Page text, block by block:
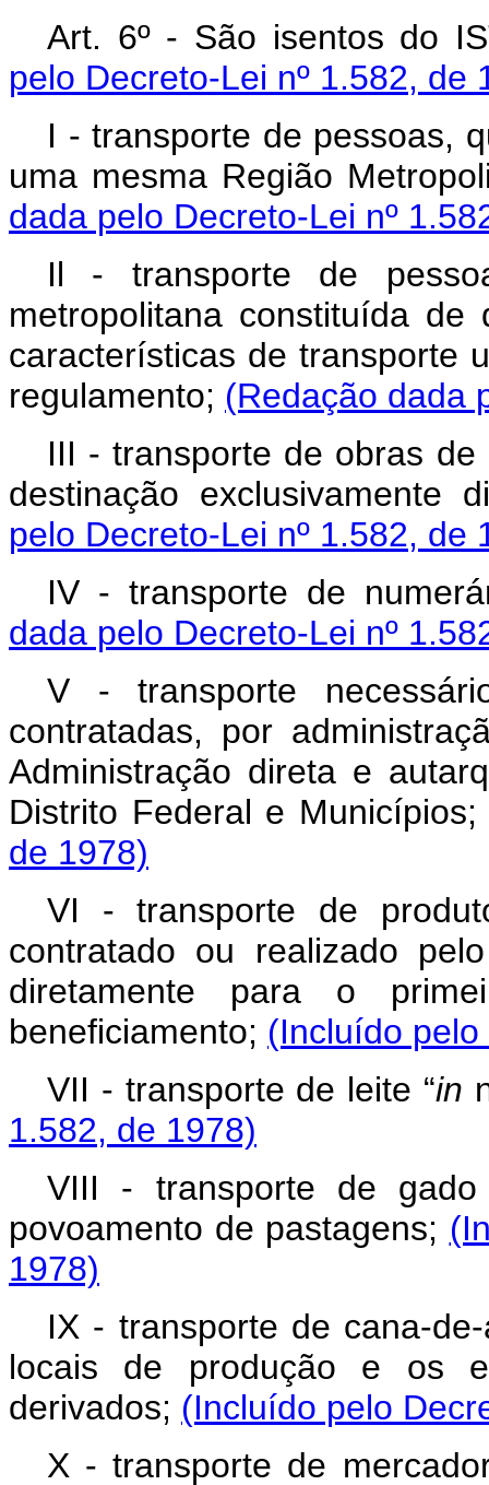
Art. 6º - São isentos do
pelo Decreto-Lei nº 1.582, de
I - transporte de pessoas,
uma mesma Região
dada pelo Decreto-Lei nº
Il - transporte de
metropolitana constituída
características de transporte
regulamento; (Redação dada
III - transporte de obras
destinação exclusivamente
pelo Decreto-Lei nº 1.582, de
IV - transporte de
dada pelo Decreto-Lei nº
V - transporte
contratadas, por
Administração direta e
Distrito Federal e
de 1978)
VI - transporte de
contratado ou realizado
diretamente para o
beneficiamento; (Incluído
VII - transporte de leite “in
1.582, de 1978)
VIII - transporte de
povoamento de pastagens;
1978)
IX - transporte de cana-
locais de produção e os
derivados; (Incluído pelo
X - transporte de